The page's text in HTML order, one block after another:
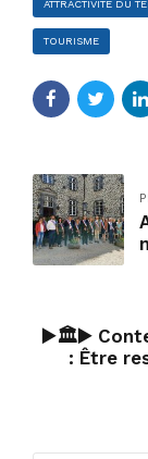
ATTRACTIVITÉ DU
TOURISME
▶️🏛▶️
: Être